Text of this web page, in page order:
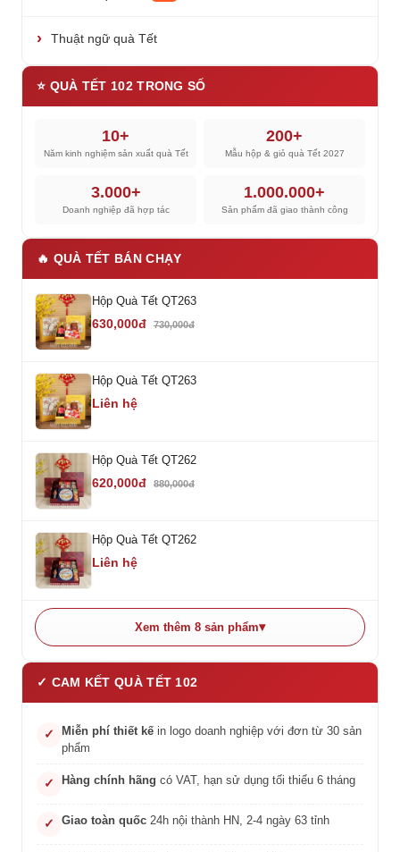
Thuật ngữ quà Tết
⭐ QUÀ TẾT 102 TRONG SỐ
10+
Năm kinh nghiệm sản xuất quà Tết
200+
Mẫu hộp & giỏ quà Tết 2027
3.000+
Doanh nghiệp đã hợp tác
1.000.000+
Sản phẩm đã giao thành công
🔥 QUÀ TẾT BÁN CHẠY
Hộp Quà Tết QT263
630,000đ 730,000đ
Hộp Quà Tết QT263
Liên hệ
Hộp Quà Tết QT262
620,000đ 880,000đ
Hộp Quà Tết QT262
Liên hệ
Xem thêm 8 sản phẩm
✓ CAM KẾT QUÀ TẾT 102
✓ Miễn phí thiết kế in logo doanh nghiệp với đơn từ 30 sản
phẩm
✓ Hàng chính hãng có VAT, hạn sử dụng tối thiểu 6 tháng
✓ Giao toàn quốc 24h nội thành HN, 2-4 ngày 63 tỉnh